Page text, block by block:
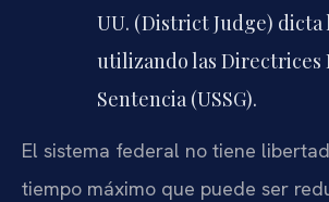
UU. (District Judge) dicta
utilizando las Directrices
Sentencia (USSG).
El sistema federal no tiene
tiempo máximo que puede ser